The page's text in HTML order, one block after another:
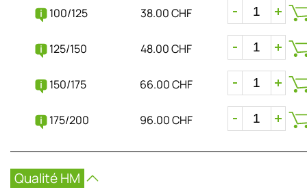
100/125 38.00 CHF
125/150 48.00 CHF
150/175 66.00 CHF
175/200 96.00 CHF
Qualité HM